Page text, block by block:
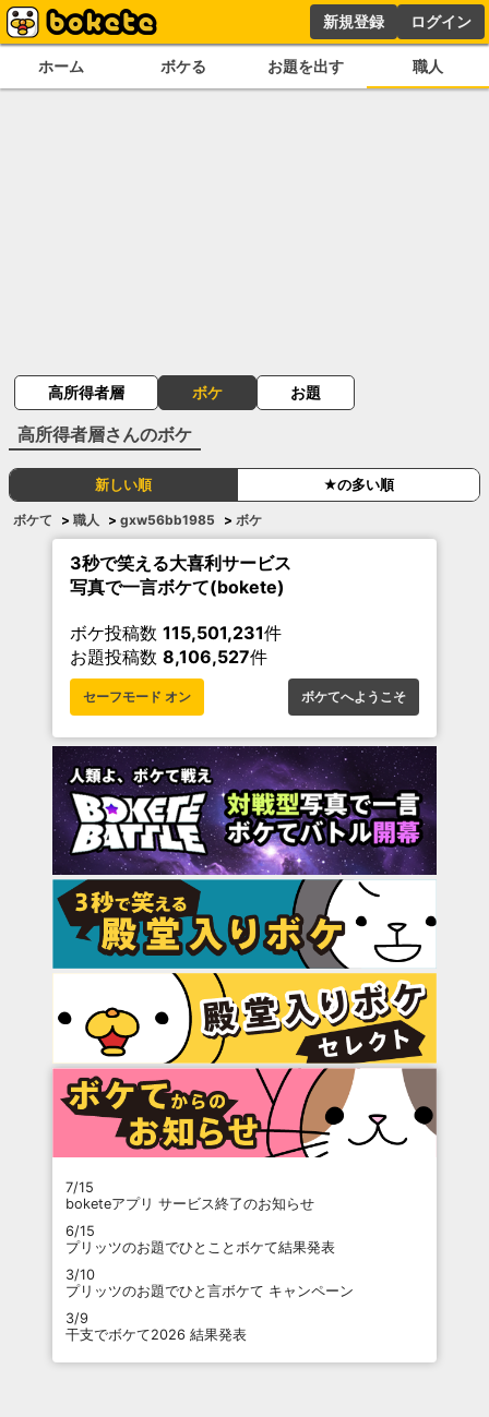
新規登録 ログイン
ホーム ボケる お題を出す 職人
高所得者層 ボケ お題
高所得者層さんのボケ
新しい順 ★の多い順
ボケて > 職人 > gxw56bb1985 > ボケ
3秒で笑える大喜利サービス
写真で一言ボケて(bokete)
ボケ投稿数 115,501,231件
お題投稿数 8,106,527件
セーフモード オン ボケてへようこそ
7/15
boketeアプリ サービス終了のお知らせ
6/15
プリッツのお題でひとことボケて結果発表
3/10
プリッツのお題でひと言ボケて キャンペーン
3/9
干支でボケて2026 結果発表